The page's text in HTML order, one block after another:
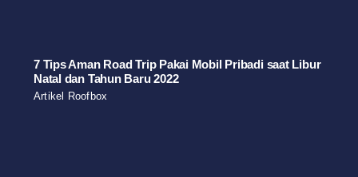
7 Tips Aman Road Trip Pakai Mobil Pribadi saat Libur
Natal dan Tahun Baru 2022
Artikel Roofbox